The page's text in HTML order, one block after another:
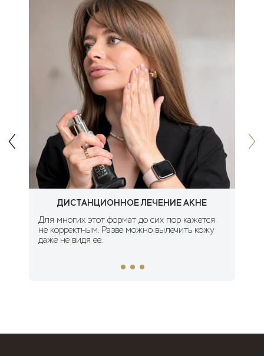
ДИСТАНЦИОННОЕ ЛЕЧЕНИЕ АКНЕ
Для многих этот формат до сих пор кажется
не корректным. Разве можно вылечить кожу
даже не видя ее.